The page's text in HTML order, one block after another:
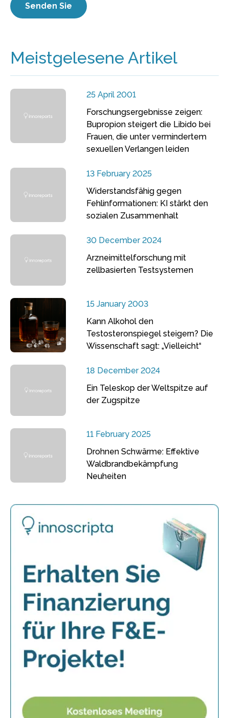
Meistgelesene Artikel
25 April 2001
Forschungsergebnisse zeigen:
Bupropion steigert die Libido bei
Frauen, die unter vermindertem
sexuellen Verlangen leiden
13 February 2025
Widerstandsfähig gegen
Fehlinformationen: KI stärkt den
sozialen Zusammenhalt
30 December 2024
Arzneimittelforschung mit
zellbasierten Testsystemen
15 January 2003
Kann Alkohol den
Testosteronspiegel steigern? Die
Wissenschaft sagt: „Vielleicht“
18 December 2024
Ein Teleskop der Weltspitze auf
der Zugspitze
11 February 2025
Drohnen Schwärme: Effektive
Waldbrandbekämpfung
Neuheiten